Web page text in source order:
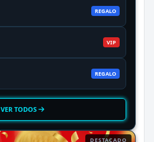
REGALO
VIP
REGALO
VER TODOS
DESTACADO